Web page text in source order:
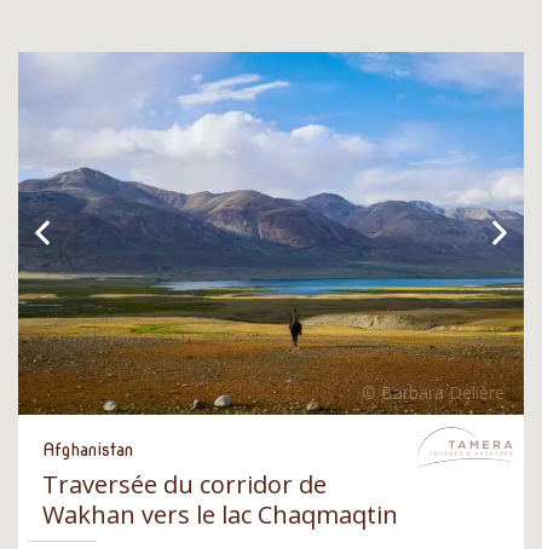
Afghanistan
Traversée du corridor de
Wakhan vers le lac Chaqmaqtin